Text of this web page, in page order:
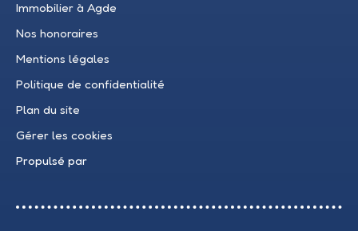
Immobilier à Agde
Nos honoraires
Mentions légales
Politique de confidentialité
Plan du site
Gérer les cookies
Propulsé par